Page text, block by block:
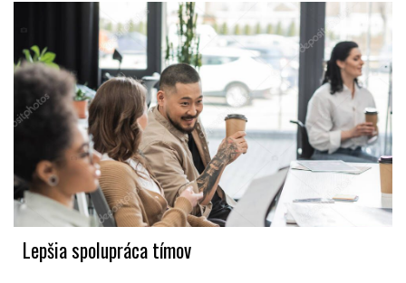
Lepšia spolupráca tímov